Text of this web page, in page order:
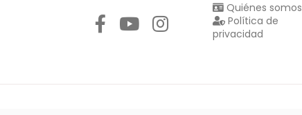
Quiénes somos
Política de
privacidad